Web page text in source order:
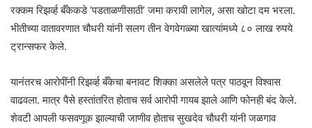
रक्कम रिझर्व्ह बँकेकडे ‘पडताळणीसाठी’ जमा करावी लागेल, असा खोटा दम भरला.
भीतीच्या वातावरणात चौधरी यांनी सलग तीन वेगवेगळ्या खात्यांमध्ये ८० लाख रुपये
ट्रान्सफर केले.
यानंतरच आरोपींनी रिझर्व्ह बँकेचा बनावट शिक्का असलेले पत्र पाठवून विश्वास
वाढवला. मात्र पैसे हस्तांतरित होताच सर्व आरोपी गायब झाले आणि फोनही बंद केले.
शेवटी आपली फसवणूक झाल्याची जाणीव होताच सुखदेव चौधरी यांनी जळगाव